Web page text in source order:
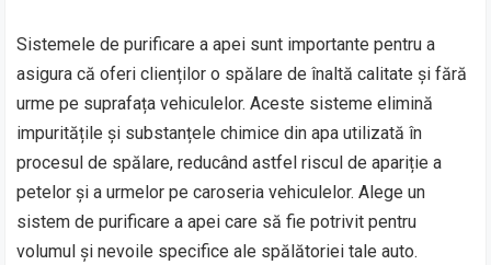
Sistemele de purificare a apei sunt importante pentru a
asigura că oferi clienților o spălare de înaltă calitate și fără
urme pe suprafața vehiculelor. Aceste sisteme elimină
impuritățile și substanțele chimice din apa utilizată în
procesul de spălare, reducând astfel riscul de apariție a
petelor și a urmelor pe caroseria vehiculelor. Alege un
sistem de purificare a apei care să fie potrivit pentru
volumul și nevoile specifice ale spălătoriei tale auto.